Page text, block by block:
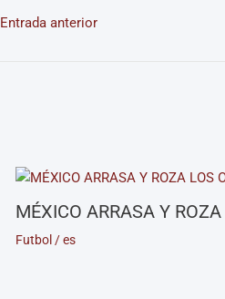
Entrada anterior
MÉXICO ARRASA Y
Futbol /es